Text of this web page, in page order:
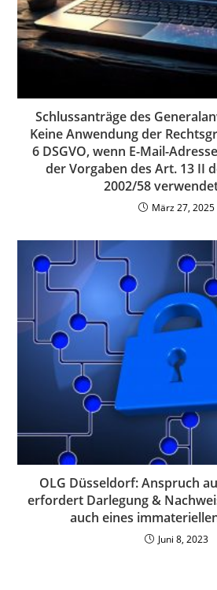
Schlussanträge des
Keine Anwendung der
6 DSGVO, wenn E-Mail-
der Vorgaben des Art. 13 II
2002/58
März 27, 2025
OLG Düsseldorf: Anspruch
erfordert Darlegung &
auch eines
Juni 8, 2023